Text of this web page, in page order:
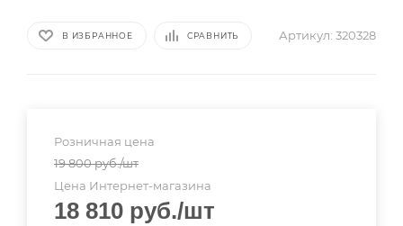
В ИЗБРАННОЕ СРАВНИТЬ Артикул: 320328
Розничная цена
19 800руб./шт
Цена Интернет-магазина
18 810 руб./шт